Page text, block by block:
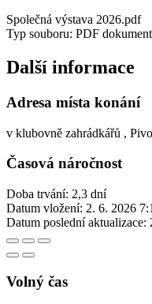
Společná výstava 2026.pdf
Typ souboru: PDF
Další informace
Adresa místa konání
v klubovně zahrádkářů ,
Časová náročnost
Doba trvání: 2,3 dní
Datum vložení: 2. 6. 2026
Datum poslední aktualizace:
Volný čas